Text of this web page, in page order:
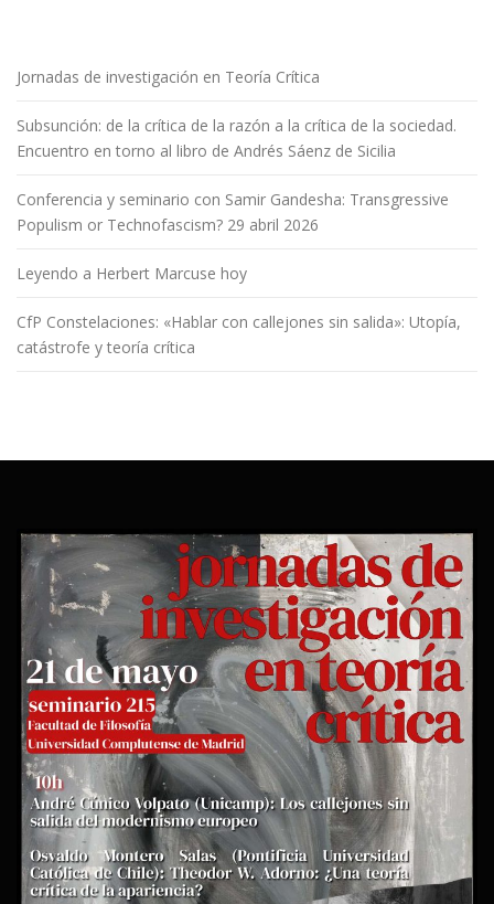
Jornadas de investigación en Teoría Crítica
Subsunción: de la crítica de la razón a la crítica de la sociedad.
Encuentro en torno al libro de Andrés Sáenz de Sicilia
Conferencia y seminario con Samir Gandesha: Transgressive
Populism or Technofascism? 29 abril 2026
Leyendo a Herbert Marcuse hoy
CfP Constelaciones: «Hablar con callejones sin salida»: Utopía,
catástrofe y teoría crítica